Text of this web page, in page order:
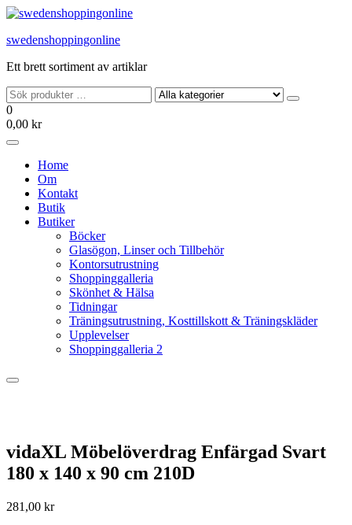
Hoppa
innehållet
swedenshoppingonline
Ett brett sortiment av artiklar
0
0,00 kr
Home
Om
Kontakt
Butik
Butiker
Böcker
Glasögon, Linser och Tillbehör
Kontorsutrustning
Shoppinggalleria
Skönhet & Hälsa
Tidningar
Träningsutrustning, Kosttillskott & Träningskläder
Upplevelser
Shoppinggalleria 2
vidaXL Möbelöverdrag Enfärgad Svart
180 x 140 x 90 cm 210D
281,00 kr